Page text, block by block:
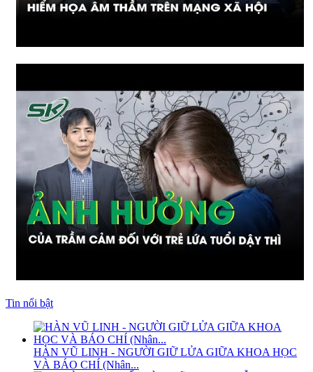
Tin nổi bật
HÀN VŨ LINH - NGƯỜI GIỮ LỬA GIỮA KHOA HỌC
VÀ BÁO CHÍ (Nhân...